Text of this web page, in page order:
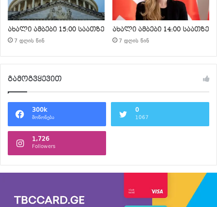
ახალი ამბები 15:00 საათზე
7 დღის წინ
ახალი ამბები 14:00 საათზე
7 დღის წინ
გამოგვყევით
300k
მოწონება
0
1067
1,726
Followers